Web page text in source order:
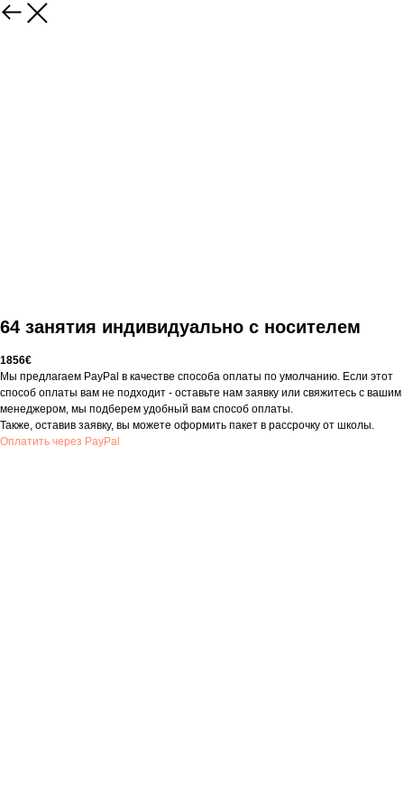
64 занятия индивидуально с носителем
1856€
Мы предлагаем PayPal в качестве способа оплаты по умолчанию. Если этот
способ оплаты вам не подходит - оставьте нам заявку или свяжитесь с вашим
менеджером, мы подберем удобный вам способ оплаты.
Также, оставив заявку, вы можете оформить пакет в рассрочку от школы.
Оплатить через PayPal